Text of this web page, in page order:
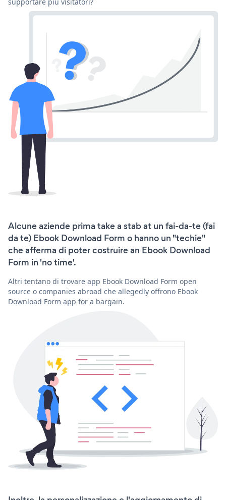
Alcune aziende prima take a stab at un fai-da-te (fai
da te) Ebook Download Form o hanno un "techie"
che afferma di poter costruire an Ebook Download
Form in 'no time'.
Altri tentano di trovare app Ebook Download Form open
source o companies abroad che allegedly offrono Ebook
Download Form app for a bargain.